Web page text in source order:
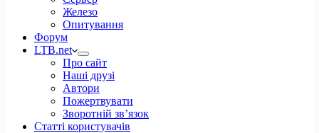
Железо
Опитування
Форум
LTB.net
Про сайт
Наші друзі
Автори
Пожертвувати
Зворотній зв’язок
Статті користувачів